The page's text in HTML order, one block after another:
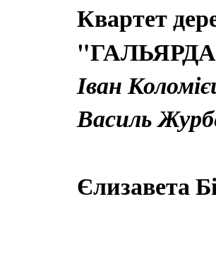
Квартет
Іван
Василь
Єлизавета